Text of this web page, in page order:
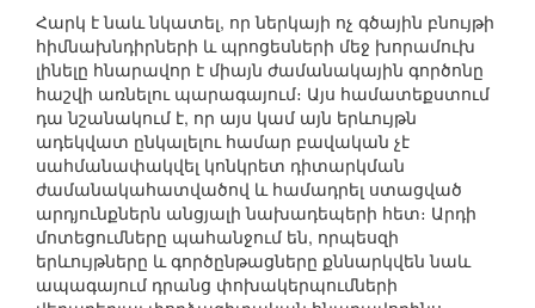
Հարկ է նաև նկատել, որ ներկայի ոչ գծային բնույթի
հիմնախնդիրների և պրոցեսների մեջ խորամուխ
լինելը հնարավոր է միայն ժամանակային գործոնը
հաշվի առնելու պարագայում։ Այս համատեքստում
դա նշանակում է, որ այս կամ այն երևույթն
ադեկվատ ընկալելու համար բավական չէ
սահմանափակվել կոնկրետ դիտարկման
ժամանակահատվածով և համադրել ստացված
արդյունքներն անցյալի նախադեպերի հետ։ Արդի
մոտեցումները պահանջում են, որպեսզի
երևույթները և գործընթացները քննարկվեն նաև
ապագայում դրանց փոխակերպումների